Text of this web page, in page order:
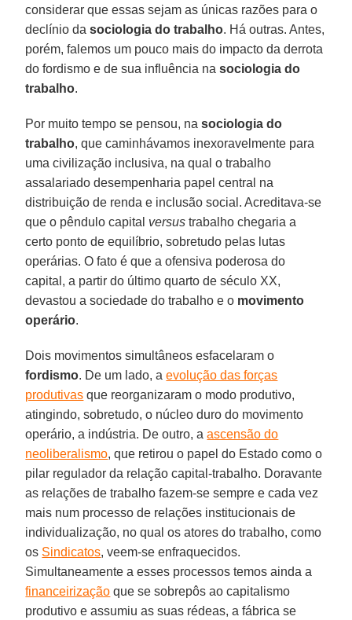
considerar que essas sejam as únicas razões para o
declínio dasociologia do trabalho. Há outras. Antes,
porém, falemos um pouco mais do impacto da derrota
do fordismo e de sua influência nasociologia do
trabalho.
Por muito tempo se pensou, nasociologia do
trabalho, que caminhávamos inexoravelmente para
uma civilização inclusiva, na qual o trabalho
assalariado desempenharia papel central na
distribuição de renda e inclusão social. Acreditava-se
que o pêndulo capital versus trabalho chegaria a
certo ponto de equilíbrio, sobretudo pelas lutas
operárias. O fato é que a ofensiva poderosa do
capital, a partir do último quarto de século XX,
devastou a sociedade do trabalho e o movimento
operário.
Dois movimentos simultâneos esfacelaram o
fordismo. De um lado, aevolução das forças
produtivas que reorganizaram o modo produtivo,
atingindo, sobretudo, o núcleo duro do movimento
operário, a indústria. De outro, aascensão do
neoliberalismo, que retirou o papel do Estado como o
pilar regulador da relação capital-trabalho. Doravante
as relações de trabalho fazem-se sempre e cada vez
mais num processo de relações institucionais de
individualização, no qual os atores do trabalho, como
os Sindicatos, veem-se enfraquecidos.
Simultaneamente a esses processos temos ainda a
financeirização que se sobrepôs ao capitalismo
produtivo e assumiu as suas rédeas, a fábrica se